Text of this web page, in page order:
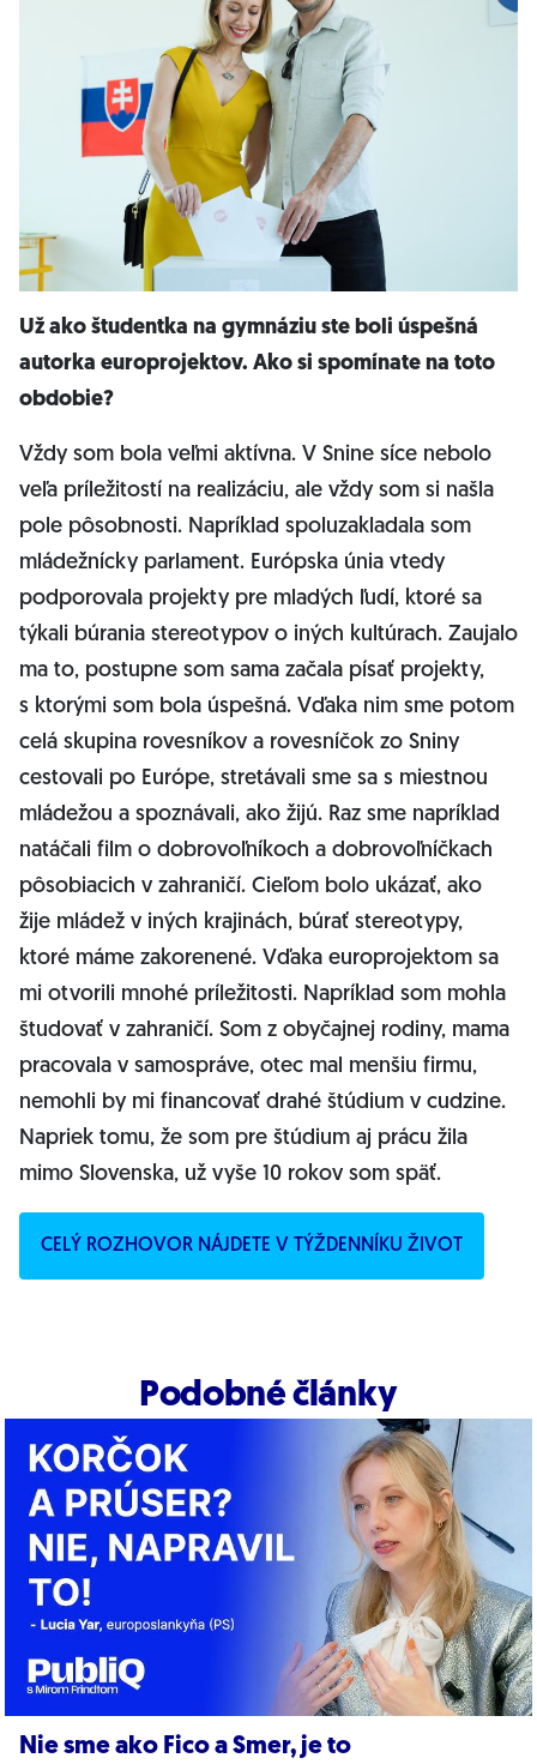
Už ako študentka na gymnáziu ste boli úspešná
autorka europrojektov. Ako si spomínate na toto
obdobie?
Vždy som bola veľmi aktívna. V Snine síce nebolo
veľa príležitostí na realizáciu, ale vždy som si našla
pole pôsobnosti. Napríklad spoluzakladala som
mládežnícky parlament. Európska únia vtedy
podporovala projekty pre mladých ľudí, ktoré sa
týkali búrania stereotypov o iných kultúrach. Zaujalo
ma to, postupne som sama začala písať projekty,
s ktorými som bola úspešná. Vďaka nim sme potom
celá skupina rovesníkov a rovesníčok zo Sniny
cestovali po Európe, stretávali sme sa s miestnou
mládežou a spoznávali, ako žijú. Raz sme napríklad
natáčali film o dobrovoľníkoch a dobrovoľníčkach
pôsobiacich v zahraničí. Cieľom bolo ukázať, ako
žije mládež v iných krajinách, búrať stereotypy,
ktoré máme zakorenené. Vďaka europrojektom sa
mi otvorili mnohé príležitosti. Napríklad som mohla
študovať v zahraničí. Som z obyčajnej rodiny, mama
pracovala v samospráve, otec mal menšiu firmu,
nemohli by mi financovať drahé štúdium v cudzine.
Napriek tomu, že som pre štúdium aj prácu žila
mimo Slovenska, už vyše 10 rokov som späť.
CELÝ ROZHOVOR NÁJDETE V TÝŽDENNÍKU ŽIVOT
Podobné články
Nie sme ako Fico a Smer, je to